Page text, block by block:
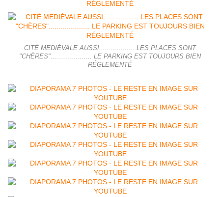
CITÉ MEDIÉVALE AUSSI.................. LES PLACES SONT
"CHÈRES"..................... LE PARKING EST TOUJOURS BIEN
RÉGLEMENTÉ